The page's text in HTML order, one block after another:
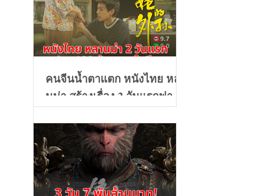
คนจีนน้ำตาแตก หนังไทย หลา
นม่า สร้างเรื่อง 2 วันแรกฟาด